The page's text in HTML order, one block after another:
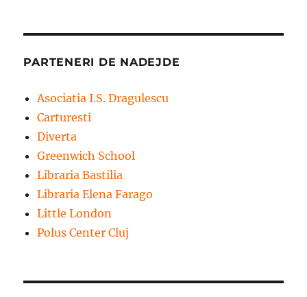
PARTENERI DE NADEJDE
Asociatia I.S. Dragulescu
Carturesti
Diverta
Greenwich School
Libraria Bastilia
Libraria Elena Farago
Little London
Polus Center Cluj